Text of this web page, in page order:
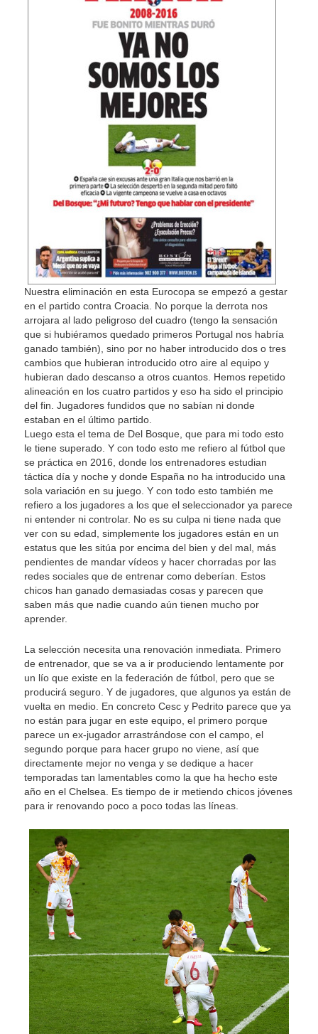
Nuestra eliminación en esta Eurocopa se empezó a gestar
en el partido contra Croacia. No porque la derrota nos
arrojara al lado peligroso del cuadro (tengo la sensación
que si hubiéramos quedado primeros Portugal nos habría
ganado también), sino por no haber introducido dos o tres
cambios que hubieran introducido otro aire al equipo y
hubieran dado descanso a otros cuantos. Hemos repetido
alineación en los cuatro partidos y eso ha sido el principio
del fin. Jugadores fundidos que no sabían ni donde
estaban en el último partido.
Luego esta el tema de Del Bosque, que para mi todo esto
le tiene superado. Y con todo esto me refiero al fútbol que
se práctica en 2016, donde los entrenadores estudian
táctica día y noche y donde España no ha introducido una
sola variación en su juego. Y con todo esto también me
refiero a los jugadores a los que el seleccionador ya parece
ni entender ni controlar. No es su culpa ni tiene nada que
ver con su edad, simplemente los jugadores están en un
estatus que les sitúa por encima del bien y del mal, más
pendientes de mandar vídeos y hacer chorradas por las
redes sociales que de entrenar como deberían. Estos
chicos han ganado demasiadas cosas y parecen que
saben más que nadie cuando aún tienen mucho por
aprender.
La selección necesita una renovación inmediata. Primero
de entrenador, que se va a ir produciendo lentamente por
un lío que existe en la federación de fútbol, pero que se
producirá seguro. Y de jugadores, que algunos ya están de
vuelta en medio. En concreto Cesc y Pedrito parece que ya
no están para jugar en este equipo, el primero porque
parece un ex-jugador arrastrándose con el campo, el
segundo porque para hacer grupo no viene, así que
directamente mejor no venga y se dedique a hacer
temporadas tan lamentables como la que ha hecho este
año en el Chelsea. Es tiempo de ir metiendo chicos jóvenes
para ir renovando poco a poco todas las líneas.